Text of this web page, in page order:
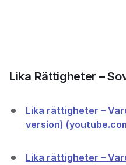
Lika Rättigheter –
Lika rättigheter –
version)
Lika rättigheter –